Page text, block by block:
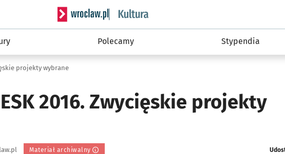
Serwis informacyjny wroclaw.pl podserwis: Kultura
Polecamy Stypendia
projekty wybrane
2016. Zwycięskie projekty
Materiał archiwalny